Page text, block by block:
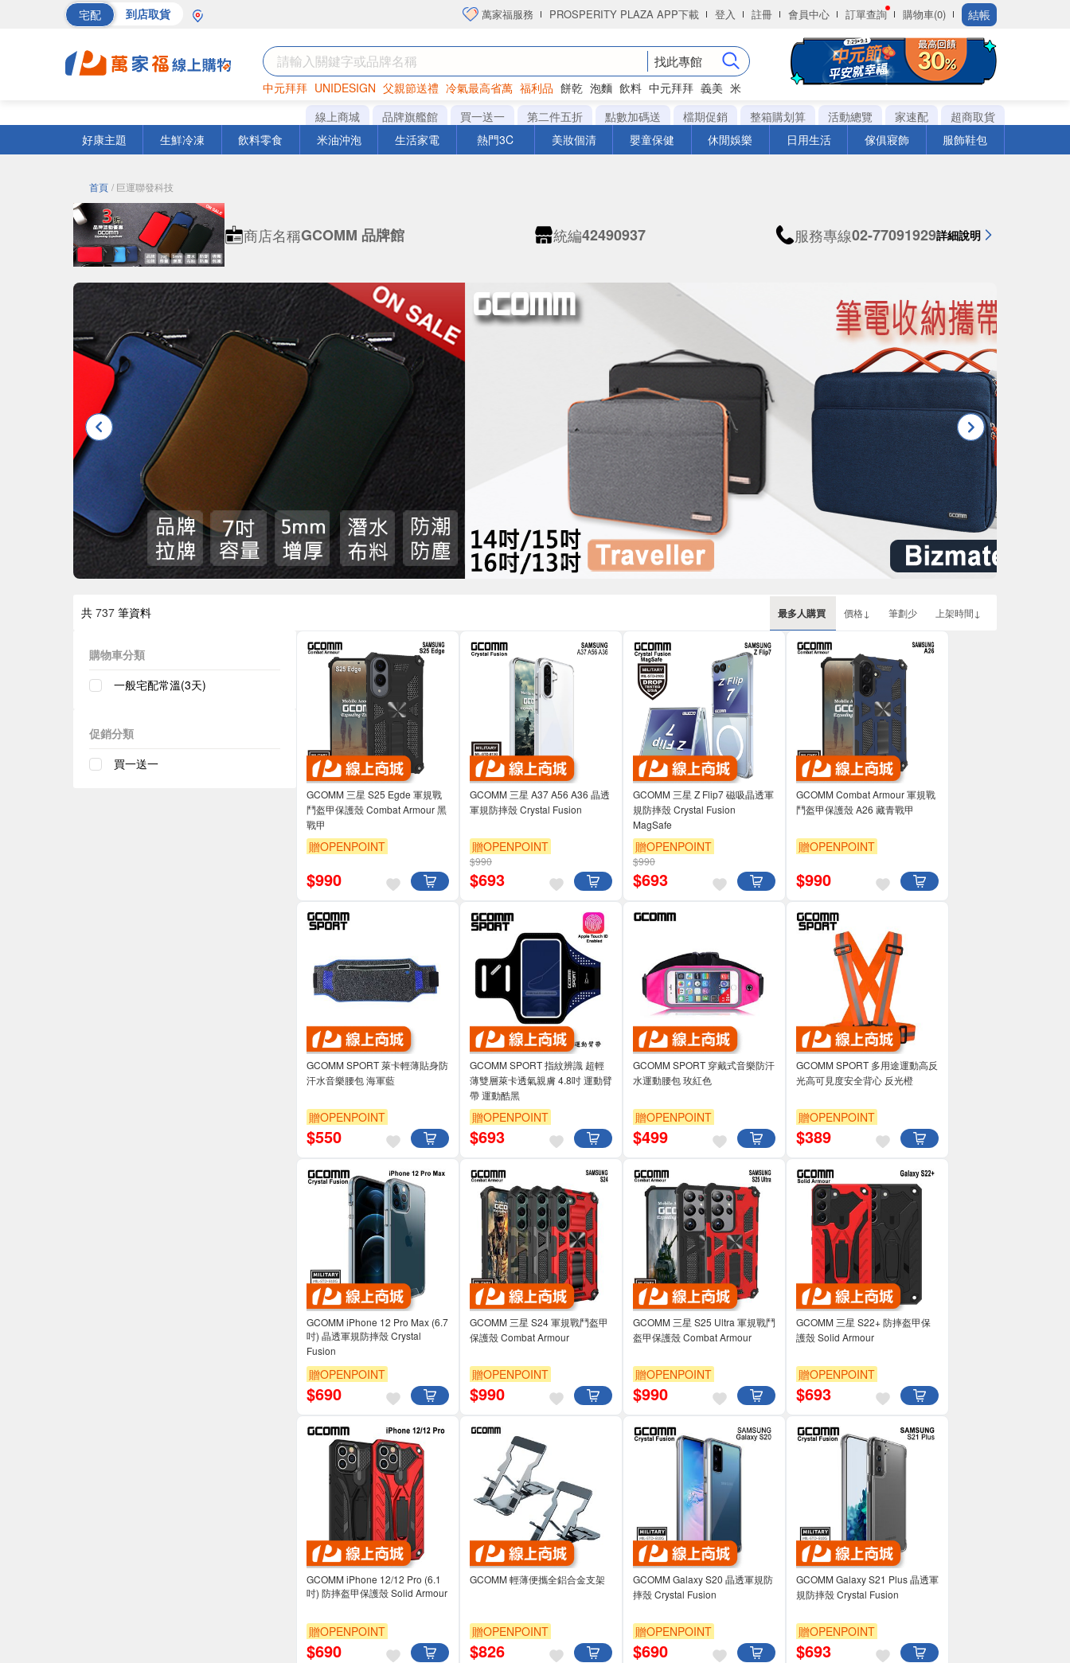
宅配 到店取貨 萬家福服務 PROSPERITY PLAZA APP下載 登入 註冊 會員中心 訂單查詢 購物車(0) 結帳
找此專館
中元拜拜 UNIDESIGN 父親節送禮 冷氣最高省萬 福利品 餅乾 泡麵 飲料 中元拜拜 義美 米
罐頭 海苔 洋芋片
線上商城 品牌旗艦館 買一送一 第二件五折 點數加碼送 檔期促銷 整箱購划算 活動總覽 家速配
超商取貨
好康主題
生鮮冷凍 飲料零食 米油沖泡 生活家電 熱門3C 美妝個清 嬰童保健 休閒娛樂 日用生活 傢俱寢飾 服飾鞋包
首頁 / 巨運聯發科技
商店名稱GCOMM 品牌館 統編42490937 服務專線02-77091929詳細說明
共 737 筆資料 最多人購買 價格↓ 筆劃少 上架時間↓
購物車分類
一般宅配常溫(3天)
促銷分類
買一送一
GCOMM 三星 S25 Egde 軍規戰
鬥盔甲保護殼 Combat Armour 黑
戰甲
贈OPENPOINT
$990
GCOMM 三星 A37 A56 A36 晶透
軍規防摔殼 Crystal Fusion
贈OPENPOINT
$990
$693
GCOMM 三星 Z Flip7 磁吸晶透軍
規防摔殼 Crystal Fusion
MagSafe
贈OPENPOINT
$990
$693
GCOMM Combat Armour 軍規戰
鬥盔甲保護殼 A26 藏青戰甲
贈OPENPOINT
$990
GCOMM SPORT 萊卡輕薄貼身防
汗水音樂腰包 海軍藍
贈OPENPOINT
$550
GCOMM SPORT 指紋辨識 超輕
薄雙層萊卡透氣親膚 4.8吋 運動臂
帶 運動酷黑
贈OPENPOINT
$693
GCOMM SPORT 穿戴式音樂防汗
水運動腰包 玫紅色
贈OPENPOINT
$499
GCOMM SPORT 多用途運動高反
光高可見度安全背心 反光橙
贈OPENPOINT
$389
GCOMM iPhone 12 Pro Max (6.7
吋) 晶透軍規防摔殼 Crystal
Fusion
贈OPENPOINT
$690
GCOMM 三星 S24 軍規戰鬥盔甲
保護殼 Combat Armour
贈OPENPOINT
$990
GCOMM 三星 S25 Ultra 軍規戰鬥
盔甲保護殼 Combat Armour
贈OPENPOINT
$990
GCOMM 三星 S22+ 防摔盔甲保
護殼 Solid Armour
贈OPENPOINT
$693
GCOMM iPhone 12/12 Pro (6.1
吋) 防摔盔甲保護殼 Solid Armour
贈OPENPOINT
$690
GCOMM 輕薄便攜全鋁合金支架
贈OPENPOINT
$826
GCOMM Galaxy S20 晶透軍規防
摔殼 Crystal Fusion
贈OPENPOINT
$690
GCOMM Galaxy S21 Plus 晶透軍
規防摔殼 Crystal Fusion
贈OPENPOINT
$693